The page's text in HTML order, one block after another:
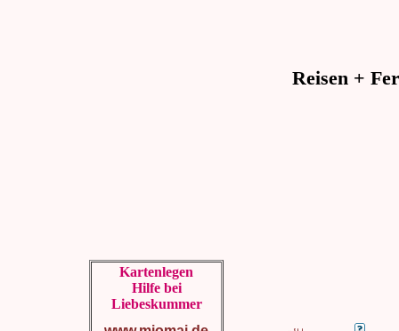
Kartenlegen
Hilfe bei
Liebeskummer